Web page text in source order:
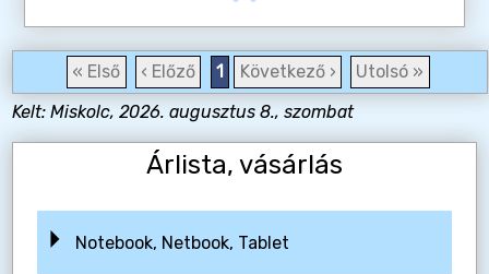
« Első ‹ Előző 1 Következő ›
Utolsó »
Kelt: Miskolc, 2026. augusztus 8., szombat
Árlista, vásárlás
Notebook, Netbook, Tablet